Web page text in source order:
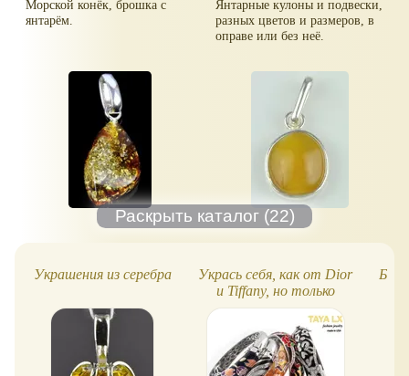
Морской конёк, брошка с
янтарём.
Янтарные кулоны и подвески,
разных цветов и размеров, в
оправе или без неё.
Украшения из серебра
Укрась себя, как от Dior
и Tiffany, но только
недорого!